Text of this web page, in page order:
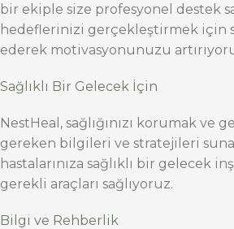
bir ekiple size profesyonel destek
hedeflerinizi gerçekleştirmek için
ederek motivasyonunuzu
Sağlıklı Bir Gelecek İçin
NestHeal, sağlığınızı korumak ve
gereken bilgileri ve stratejileri
hastalarınıza sağlıklı bir gelecek
gerekli araçları sağlıyoruz.
Bilgi ve Rehberlik